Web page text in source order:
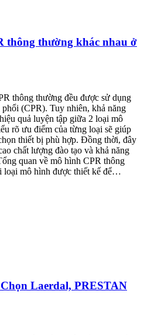
thông thường khác nhau ở
thông thường đều được sử dụng
(CPR). Tuy nhiên, khả năng
quả luyện tập giữa 2 loại mô
rõ ưu điểm của từng loại sẽ giúp
thiết bị phù hợp. Đồng thời, đây
chất lượng đào tạo và khả năng
quan về mô hình CPR thông
loại mô hình được thiết kế để…
Laerdal, PRESTAN